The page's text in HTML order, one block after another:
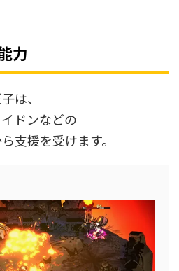
力
は、
ドンなどの
支援を受けます。